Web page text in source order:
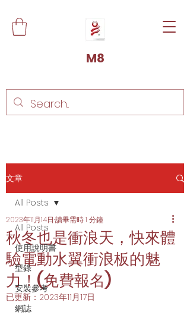
M8
文章
All Posts
使用說明書
型錄
安裝參考
網誌
All Posts
秋冬也是衝浪天，快來體
驗電動水翼衝浪板的魅
力！(免費報名)
2023年11月14日 讀畢需時 1 分鐘
已更新： 2023年11月17日